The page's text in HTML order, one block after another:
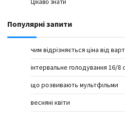
Цікаво знати
Популярні запити
чим відрізняється ціна від
інтервальне голодування 16/8
що розвивають мультфільми
весняні квіти